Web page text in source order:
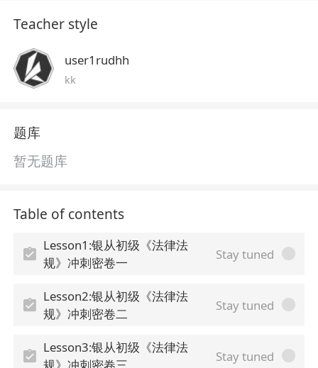
Teacher style
user1rudhh
kk
题库
暂无题库
Table of contents
Lesson1:银从初级《法律法
规》冲刺密卷一
Stay tuned
Lesson2:银从初级《法律法
规》冲刺密卷二
Stay tuned
Lesson3:银从初级《法律法
Stay tuned